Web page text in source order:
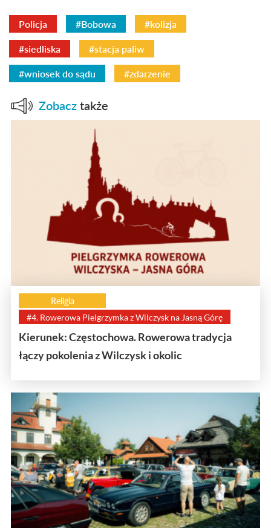
Policja #Bobowa #kolizja
#siedliska #stacja paliw
#wniosek do sądu #zdarzenie
Zobacz także
Religia
#4. Rowerowa Pielgrzymka z Wilczysk na Jasną Górę
Kierunek: Częstochowa. Rowerowa tradycja
łączy pokolenia z Wilczysk i okolic